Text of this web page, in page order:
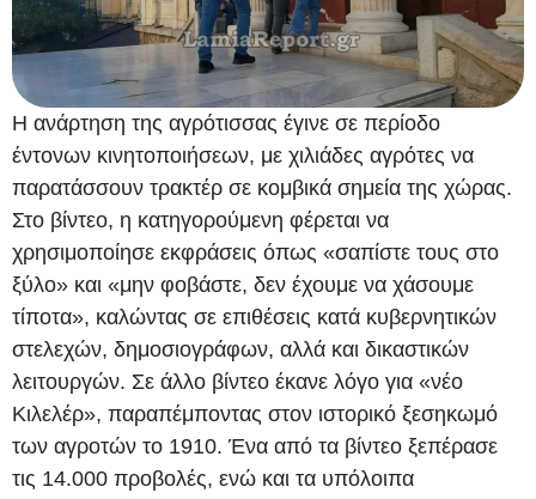
Η ανάρτηση της αγρότισσας έγινε σε περίοδο
έντονων κινητοποιήσεων, με χιλιάδες αγρότες να
παρατάσσουν τρακτέρ σε κομβικά σημεία της χώρας.
Στο βίντεο, η κατηγορούμενη φέρεται να
χρησιμοποίησε εκφράσεις όπως «σαπίστε τους στο
ξύλο» και «μην φοβάστε, δεν έχουμε να χάσουμε
τίποτα», καλώντας σε επιθέσεις κατά κυβερνητικών
στελεχών, δημοσιογράφων, αλλά και δικαστικών
λειτουργών. Σε άλλο βίντεο έκανε λόγο για «νέο
Κιλελέρ», παραπέμποντας στον ιστορικό ξεσηκωμό
των αγροτών το 1910. Ένα από τα βίντεο ξεπέρασε
τις 14.000 προβολές, ενώ και τα υπόλοιπα